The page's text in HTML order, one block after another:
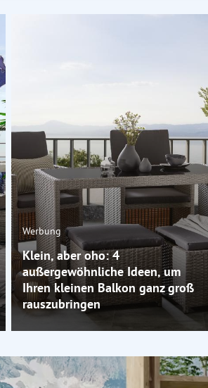
Werbung
Klein, aber oho: 4
außergewöhnliche Ideen, um
Ihren kleinen Balkon ganz groß
rauszubringen